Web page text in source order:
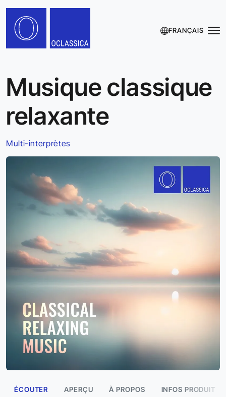
FRANÇAIS
Musique classique
relaxante
Multi-interprètes
ÉCOUTER APERÇU À PROPOS INFOS PRODUIT